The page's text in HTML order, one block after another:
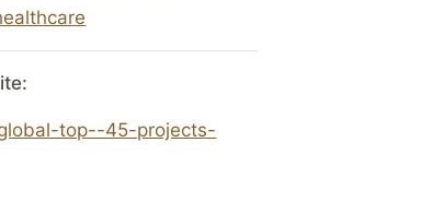
top--45-projects-